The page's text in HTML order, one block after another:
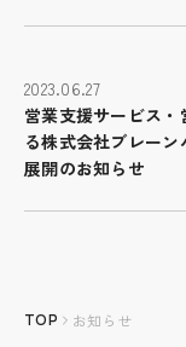
2023.06.27
営業支援サービス
る株式会社ブレー
展開のお知らせ
TOP お知らせ